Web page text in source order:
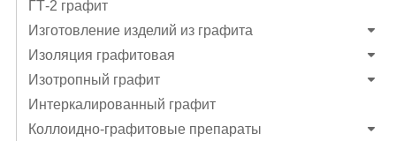
ГТ-2 графит
Изготовление изделий из графита
Изоляция графитовая
Изотропный графит
Интеркалированный графит
Коллоидно-графитовые препараты